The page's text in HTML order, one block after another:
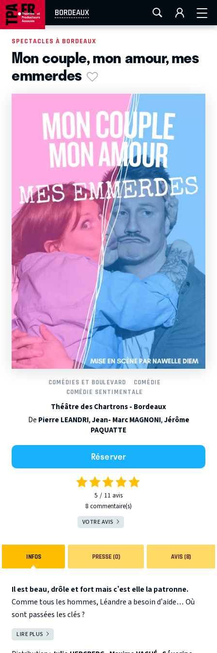
BORDEAUX
AIX-MARSEILLE AURAY LA ROCHELLE
EN TOURNÉE
SPECTACLES À BORDEAUX
Mon couple, mon amour, mes
emmerdes
COMÉDIES ET BOULEVARD
COMÉDIE
COMÉDIE SENTIMENTALE
Théâtre des Chartrons - Bordeaux
De Pierre LEANDRI,Jean- Marc MAGNONI,Jérôme
PAQUATTE
Réserver
5 11 avis
8 commentaire(s)
VOTRE AVIS
INFOS PRESSE (0) AVIS (8)
Il est beau, drôle et fort mais c’est elle la patronne.
Comme tous les hommes, Léandre a besoin d’aide… Où
sont passées les clés ?
À quelle heure on a RDV ce soir ? C’est quoi l’adresse du
médecin ? (ça vous rappelle quelqu’un ?) Par contre il ne
LIRE PLUS